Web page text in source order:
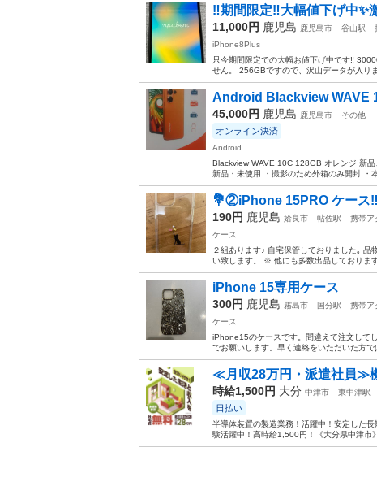
‼️期間限定‼️大幅値下げ中✨
11,000円 鹿児島 鹿児島市 谷山駅
iPhone8Plus
只今期間限定での大幅お値下げ中です‼️
せん。 256GBですので、沢山データが入り
Android Blackview WAVE
45,000円 鹿児島 鹿児島市 その他
オンライン決済
Android
Blackview WAVE 10C 128GB オレンジ 新
新品・未使用 ・撮影のため外箱のみ開封 ・
💐②iPhone 15PRO ケース‼️
190円 鹿児島 姶良市 帖佐駅
携帯ア
ケース
２組あります♪ 自宅保管しておりました｡
い致します。 ※ 他にも多数出品しておりま
iPhone 15専用ケース
300円 鹿児島 霧島市 国分駅
携帯ア
ケース
iPhone15のケースです。間違えて注文して
でお願いします。早く連絡をいただいた方
≪月収28万円・派遣社員≫
時給1,500円 大分 中津市 東中津駅
日払い
半導体装置の製造業務！活躍中！安定した
験活躍中！高時給1,500円！《大分県中津